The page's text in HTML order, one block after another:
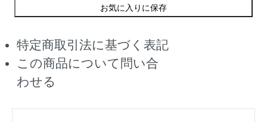
お気に入りに保存
特定商取引法に基づく表記
この商品について問い合
わせる